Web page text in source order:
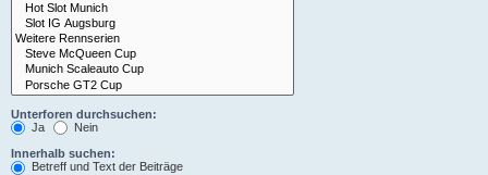
Unterforen durchsuchen:
Ja
Nein
Innerhalb suchen:
Betreff und Text der Beiträge